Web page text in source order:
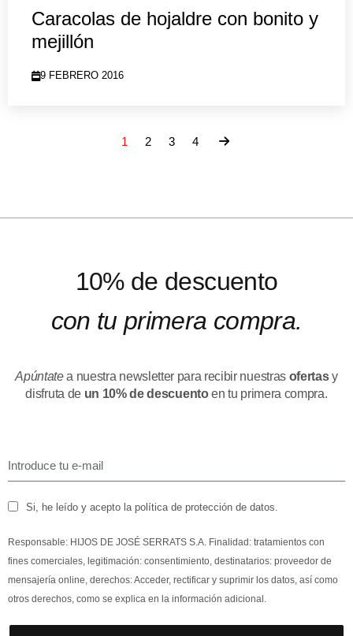
Caracolas de hojaldre con bonito y
mejillón
9 FEBRERO 2016
1 2 3 4
10% de descuento
con tu primera compra.
Apúntatea nuestra newsletter para recibir nuestras ofertasy
disfruta de un 10% de descuentoen tu primera compra.
Si, he leído y acepto la política de protección de datos.
Responsable: HIJOS DE JOSÉ SERRATS S.A. Finalidad: tratamientos con
fines comerciales, legitimación: consentimiento, destinatarios: proveedor de
mensajería online, derechos: Acceder, rectificar y suprimir los datos, así como
otros derechos, como se explica en la información adicional.